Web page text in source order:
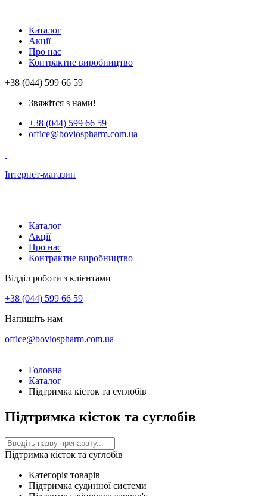
Каталог
Акції
Про нас
Контрактне виробництво
+38 (044) 599 66 59
Звяжітся з нами!
+38 (044) 599 66 59
office@boviospharm.com.ua
Інтернет-магазин
Каталог
Акції
Про нас
Контрактне виробництво
Відділ роботи з клієнтами
+38 (044) 599 66 59
Напишіть нам
office@boviospharm.com.ua
Головна
Каталог
Підтримка кісток та суглобів
Підтримка кісток та суглобів
Підтримка кісток та суглобів
Категорія товарів
Підтримка судинної системи